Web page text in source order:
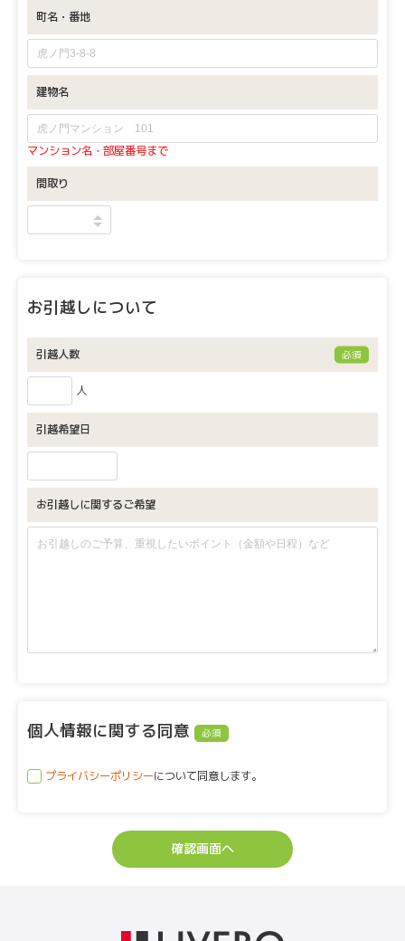
町名・番地
建物名
マンション名・部屋番号まで
間取り
お引越しについて
引越人数 必須
人
引越希望日
お引越しに関するご希望
個人情報に関する同意 必須
プライバシーポリシーについて同意します。
確認画面へ